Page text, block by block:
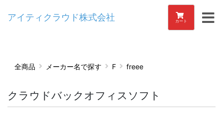
アイティクラウド株式会社 カート
全商品 メーカー名で探す F freee
クラウドバックオフィスソフト